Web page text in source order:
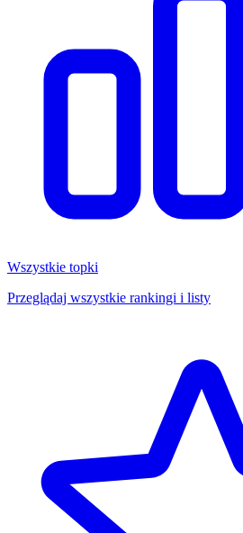
Wszystkie topki
Przeglądaj wszystkie rankingi i listy